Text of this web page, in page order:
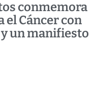
conmemora
el Cáncer con
un manifiesto